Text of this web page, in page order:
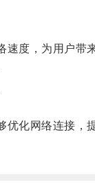
度，为用户带
化网络连接，